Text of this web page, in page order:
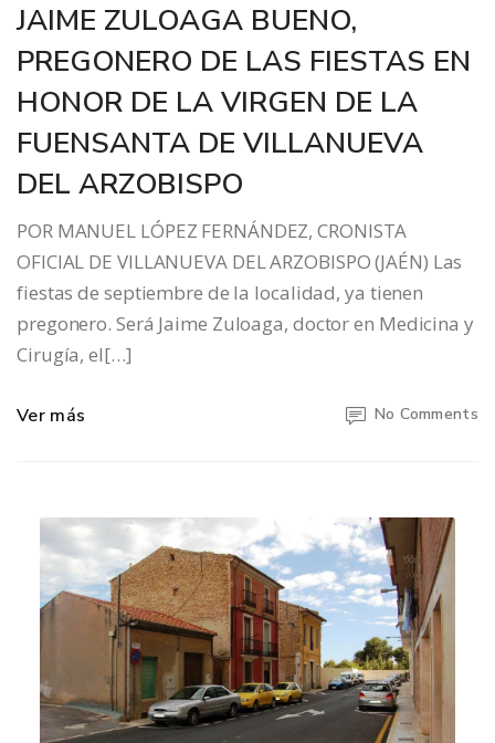
JAIME ZULOAGA BUENO,
PREGONERO DE LAS FIESTAS EN
HONOR DE LA VIRGEN DE LA
FUENSANTA DE VILLANUEVA
DEL ARZOBISPO
POR MANUEL LÓPEZ FERNÁNDEZ, CRONISTA
OFICIAL DE VILLANUEVA DEL ARZOBISPO (JAÉN) Las
fiestas de septiembre de la localidad, ya tienen
pregonero. Será Jaime Zuloaga, doctor en Medicina y
Cirugía, el[…]
Ver más No Comments